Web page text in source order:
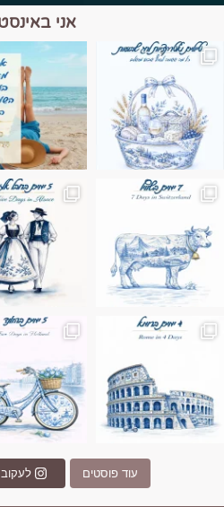
אני
הם הגבול 💙🩵
בחבל אלזס צרפת
בחופשה שבו הכל נהיה פשוט יותר.
Instagram post
post 17994326828955248
עוד פוסטים